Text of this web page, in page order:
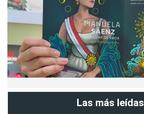
Las más leídas